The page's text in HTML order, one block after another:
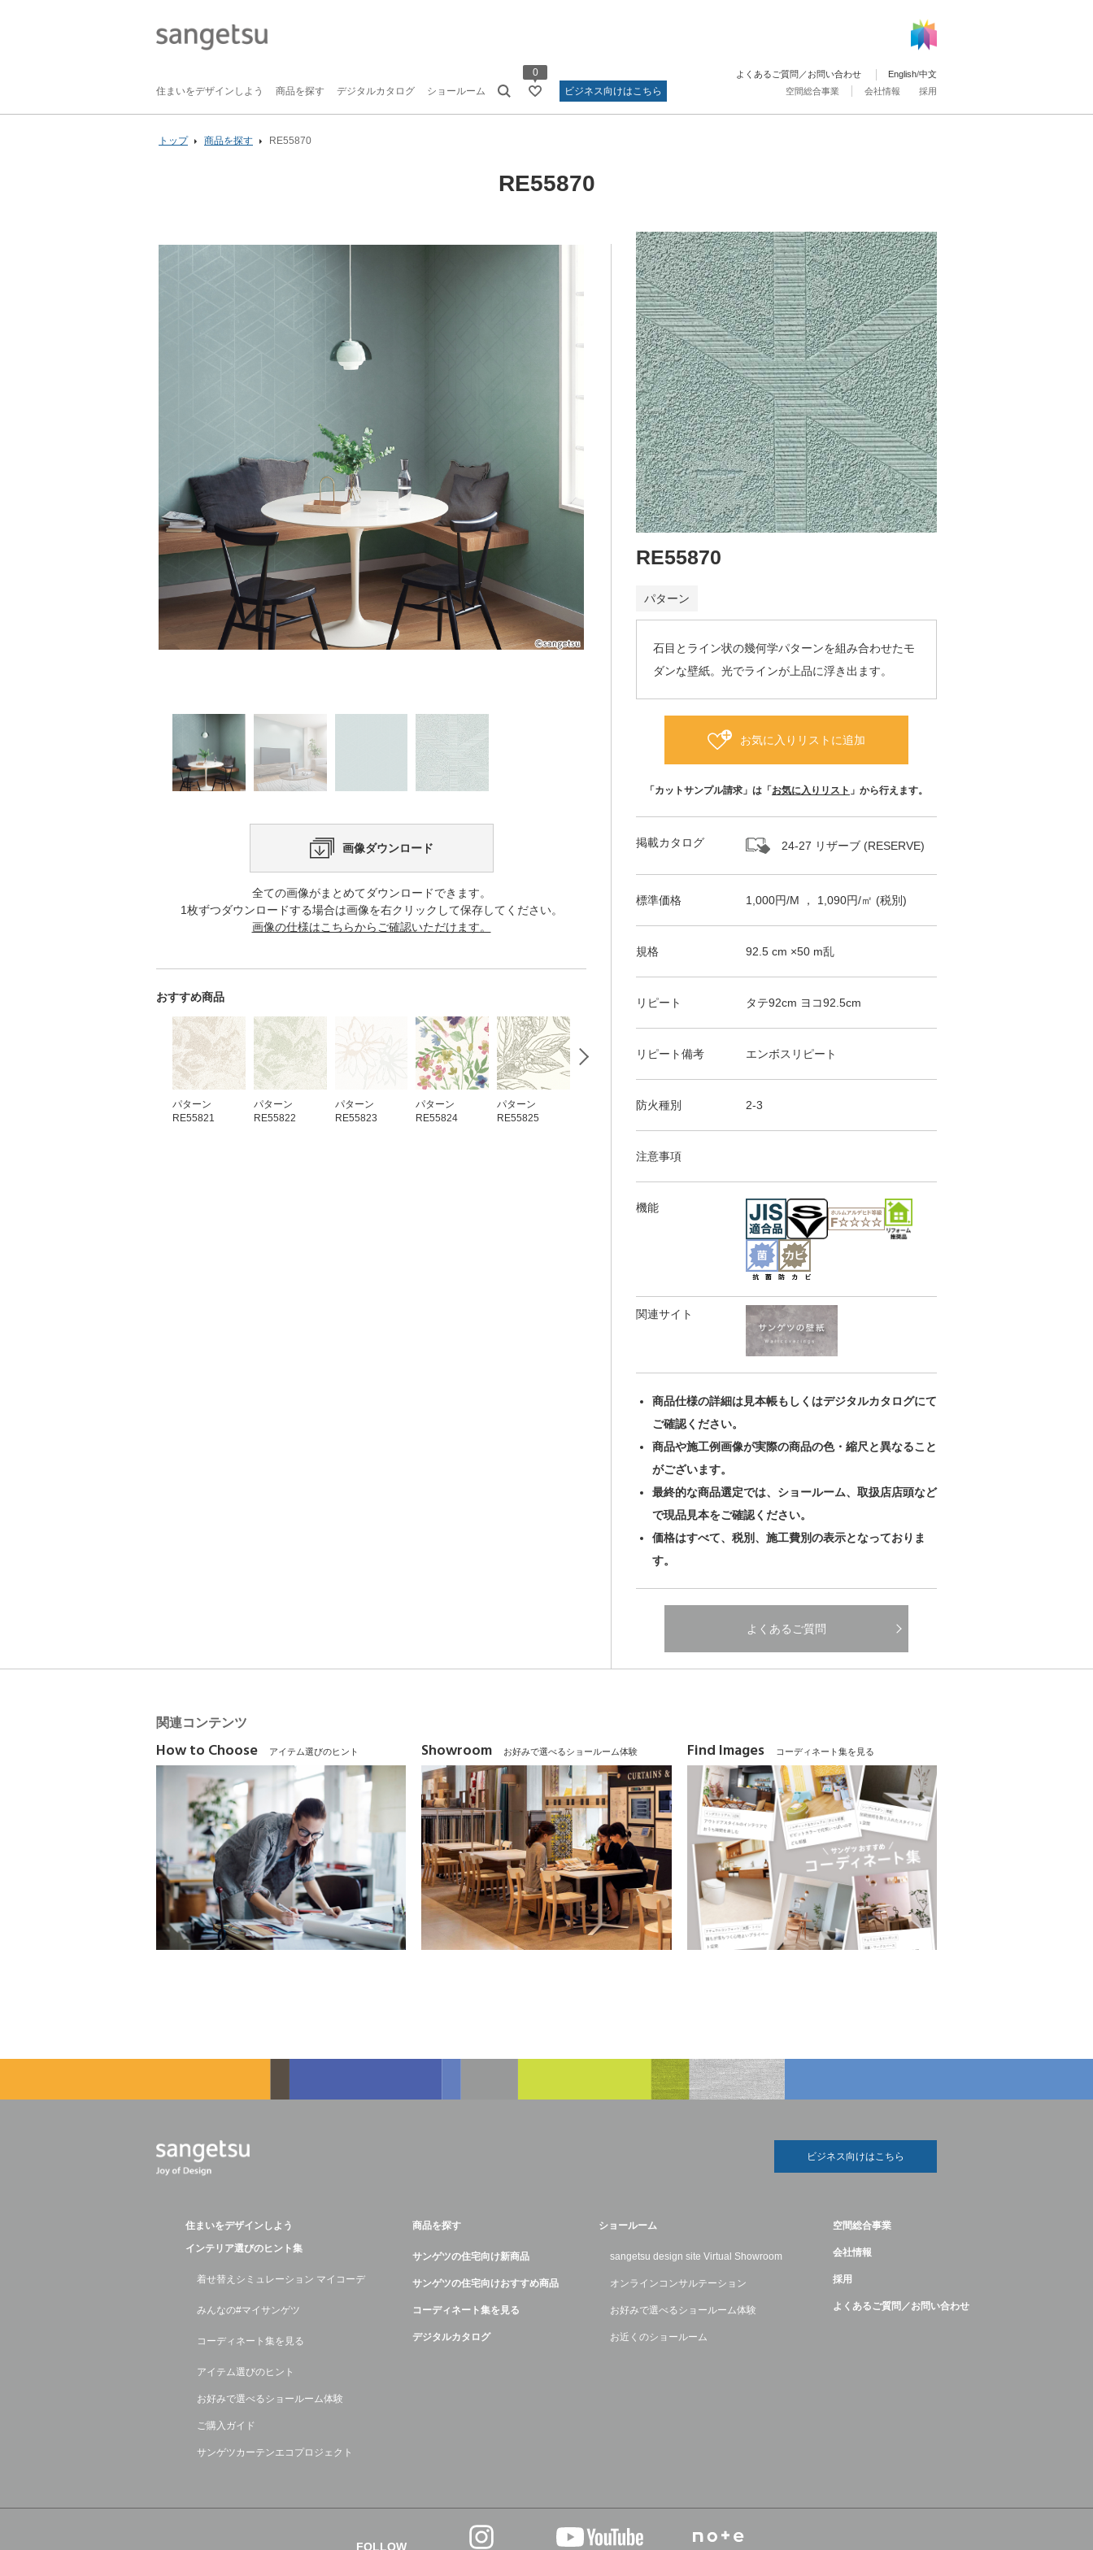
住まいをデザインしよう 商品を探す デジタルカタログ ショールーム
0
ビジネス向けはこちら
空間総合事業 会社情報 採用
よくあるご質問／お問い合わせ English/中文
トップ 商品を探す RE55870
RE55870
画像ダウンロード
全ての画像がまとめてダウンロードできます。
1枚ずつダウンロードする場合は画像を右クリックして保存してください。
画像の仕様はこちらからご確認いただけます。
おすすめ商品
パターン
RE55821
パターン
RE55822
パターン
RE55823
パターン
RE55824
パターン
RE55825
パターン
パターン
RE55870
パターン
石目とライン状の幾何学パターンを組み合わせたモ
ダンな壁紙。光でラインが上品に浮き出ます。
お気に入りリストに追加
「カットサンプル請求」は「 お気に入りリスト 」から行えます。
掲載カタログ 24-27 リザーブ (RESERVE)
標準価格 1,000円/M ， 1,090円/㎡ (税別)
規格 92.5 cm ×50 m乱
リピート タテ92cm ヨコ92.5cm
リピート備考 エンボスリピート
防火種別 2-3
注意事項
機能
関連サイト
商品仕様の詳細は見本帳もしくはデジタルカタログにて
ご確認ください。
商品や施工例画像が実際の商品の色・縮尺と異なること
がございます。
最終的な商品選定では、ショールーム、取扱店店頭など
で現品見本をご確認ください。
価格はすべて、税別、施工費別の表示となっておりま
す。
よくあるご質問
関連コンテンツ
How to Choose アイテム選びのヒント Showroom お好みで選べるショールーム体験 Find Images コーディネート集を見る
ビジネス向けはこちら
住まいをデザインしよう
インテリア選びのヒント集
着せ替えシミュレーション マイコーデ
みんなの#マイサンゲツ
コーディネート集を見る
アイテム選びのヒント
お好みで選べるショールーム体験
ご購入ガイド
サンゲツカーテンエコプロジェクト
商品を探す
サンゲツの住宅向け新商品
サンゲツの住宅向けおすすめ商品
コーディネート集を見る
デジタルカタログ
ショールーム
sangetsu design site Virtual Showroom
オンラインコンサルテーション
お好みで選べるショールーム体験
お近くのショールーム
空間総合事業
会社情報
採用
よくあるご質問／お問い合わせ
FOLLOW